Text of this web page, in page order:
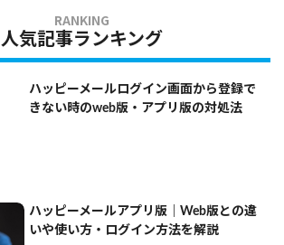
人気記事ランキング
ハッピーメールログイン画面から登録で
きない時のweb版・アプリ版の対処法
ハッピーメールアプリ版｜Web版との違
いや使い方・ログイン方法を解説